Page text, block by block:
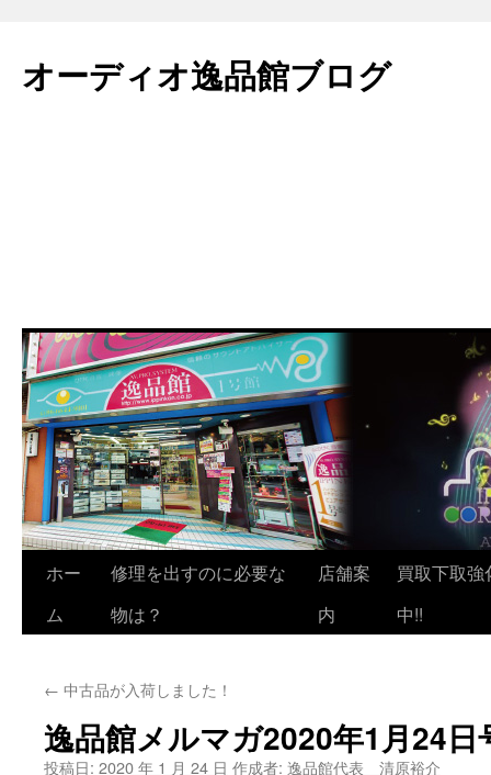
テ
ン
オーディオ逸品館ブログ
ホー
ム
修理を出すのに必要な
物は？
店舗案
内
買取下取強
中!!
← 中古品が入荷しました！
逸品館メルマガ2020年1月24日
投稿日: 2020 年 1 月 24 日 作成者: 逸品館代表 清原裕介